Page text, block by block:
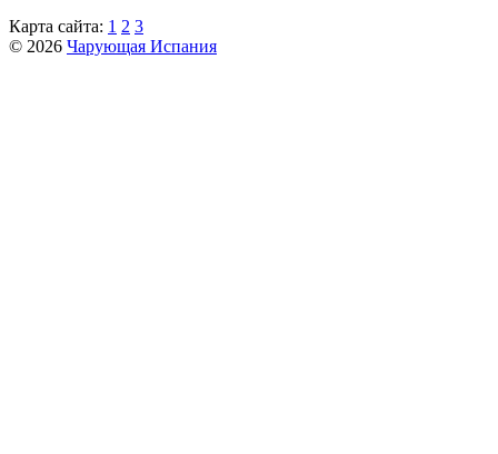
Карта сайта: 1 2 3
© 2026 Чарующая Испания